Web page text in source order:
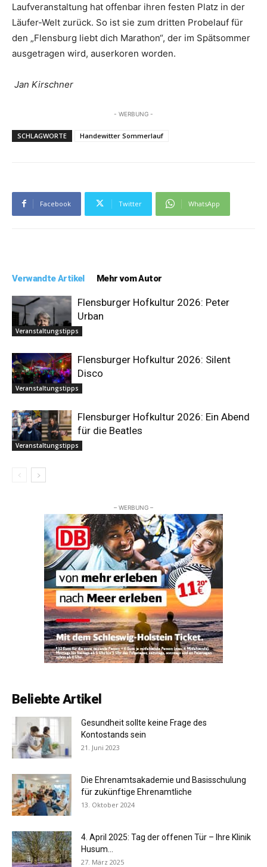
Laufveranstaltung hat offenbar ihren festen Platz in der
Läufer-Welt zurück. So ist sie zum dritten Probelauf für
den „Flensburg liebt dich Marathon“, der im Spätsommer
ausgetragen wird, auserkoren worden.
Jan Kirschner
- WERBUNG -
SCHLAGWORTE Handewitter Sommerlauf
Facebook Twitter WhatsApp
Verwandte Artikel Mehr vom Autor
Veranstaltungstipps
Flensburger Hofkultur 2026: Peter
Urban
Veranstaltungstipps
Flensburger Hofkultur 2026: Silent
Disco
Veranstaltungstipps
Flensburger Hofkultur 2026: Ein Abend
für die Beatles
– WERBUNG –
Beliebte Artikel
Gesundheit sollte keine Frage des
Kontostands sein
21. Juni 2023
Die Ehrenamtsakademie und Basisschulung
für zukünftige Ehrenamtliche
13. Oktober 2024
4. April 2025: Tag der offenen Tür – Ihre Klinik
Husum...
27. März 2025